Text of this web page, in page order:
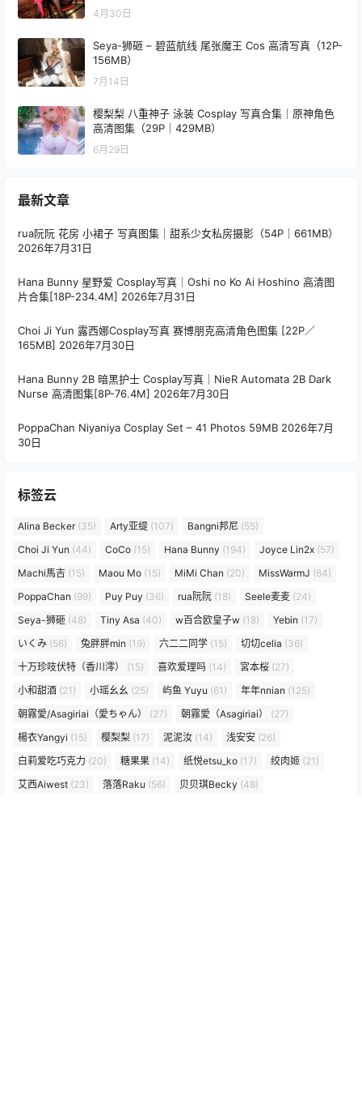
4月30日
Seya-狮砸 – 碧蓝航线 尾张魔王 Cos 高清写真（12P-
156MB）
7月14日
樱梨梨 八重神子 泳装 Cosplay 写真合集｜原神角色
高清图集（29P｜429MB）
6月29日
最新文章
rua阮阮 花房 小裙子 写真图集｜甜系少女私房摄影（54P｜661MB）
2026年7月31日
Hana Bunny 星野爱 Cosplay写真｜Oshi no Ko Ai Hoshino 高清图
片合集[18P-234.4M] 2026年7月31日
Choi Ji Yun 露西娜Cosplay写真 赛博朋克高清角色图集 [22P／
165MB] 2026年7月30日
Hana Bunny 2B 暗黑护士 Cosplay写真｜NieR Automata 2B Dark
Nurse 高清图集[8P-76.4M] 2026年7月30日
PoppaChan Niyaniya Cosplay Set – 41 Photos 59MB 2026年7月
30日
标签云
Alina Becker(35) Arty亚缇 (107) Bangni邦尼 (55)
Choi Ji Yun (44) CoCo (15) Hana Bunny (194) Joyce Lin2x (57)
Machi馬吉 (15) Maou Mo (15) MiMi Chan (20) MissWarmJ (64)
PoppaChan (99) Puy Puy (36) rua阮阮 (18) Seele麦麦 (24)
Seya-狮砸 (48) Tiny Asa (40) w百合欧皇子w (18) Yebin (17)
いくみ (56) 兔胖胖min (19) 六二二同学 (15) 切切celia (36)
十万珍吱伏特（香川澪）
(15) 喜欢爱理吗 (14) 宮本桜 (27)
小和甜酒 (21) 小瑶幺幺 (25) 屿鱼 Yuyu (61) 年年nnian (125)
朝霧愛/Asagiriai（愛ちゃん）
(27) 朝霧愛（Asagiriai）
(27)
楊衣Yangyi (15) 樱梨梨 (17) 泥泥汝 (14) 浅安安 (26)
白莉爱吃巧克力 (20) 糖果果 (14) 纸悦etsu_ko (17) 绞肉姬 (21)
艾西Aiwest (23) 落落Raku (56) 贝贝琪Becky (48)